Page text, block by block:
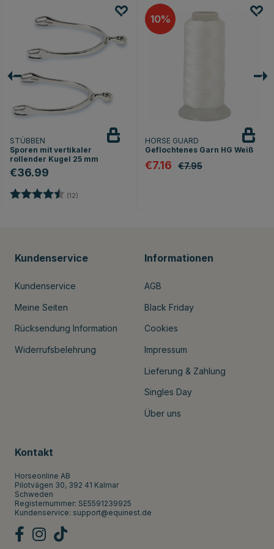
STÜBBEN
Sporen mit vertikaler
rollender Kugel 25 mm
€36.99
Bewertung: (12)
10
HORSE GUARD
Geflochtenes Garn HG Weiß
€7.16 €7.95
Kundenservice
Kundenservice
Meine Seiten
Rücksendung Information
Widerrufsbelehrung
Informationen
AGB
Black Friday
Cookies
Impressum
Lieferung & Zahlung
Singles Day
Über uns
Kontakt
Horseonline AB
Pilotvägen 30, 392 41 Kalmar
Schweden
Registernummer: SE5591239925
Kundenservice: support@equinest.de